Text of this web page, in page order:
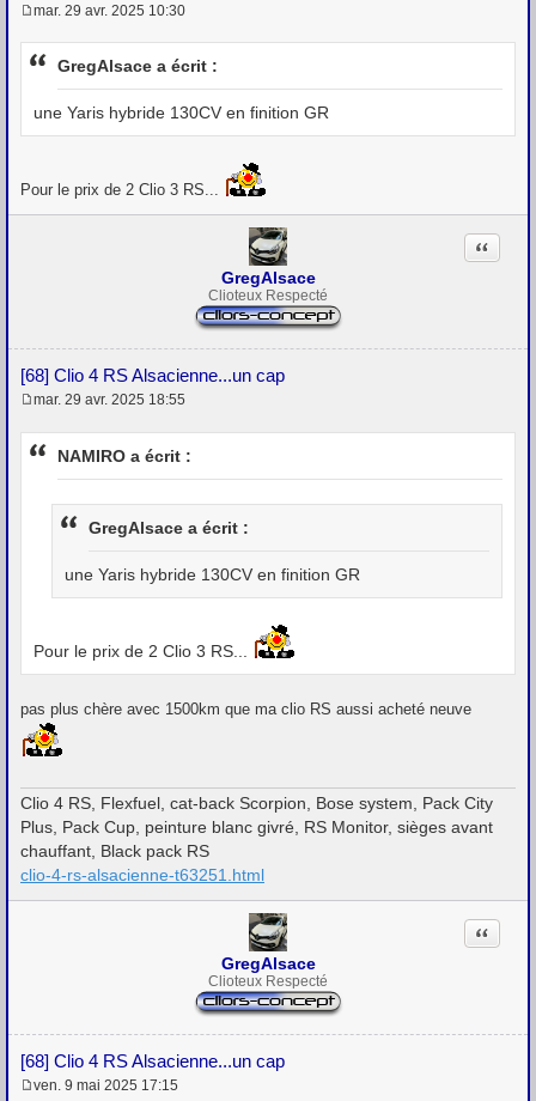
e
s
g
e
mar. 29 avr. 2025 10:30
GregAlsace a écrit :
une Yaris hybride 130CV en finition GR
Pour le prix de 2 Clio 3 RS...
GregAlsace
Clioteux Respecté
[68] Clio 4 RS Alsacienne...un cap
Citation
e
s
mar. 29 avr. 2025 18:55
NAMIRO a écrit :
GregAlsace a écrit :
une Yaris hybride 130CV en finition GR
Pour le prix de 2 Clio 3 RS...
pas plus chère avec 1500km que ma clio RS aussi acheté neuve
Clio 4 RS, Flexfuel, cat-back Scorpion, Bose system, Pack City
Plus, Pack Cup, peinture blanc givré, RS Monitor, sièges avant
chauffant, Black pack RS
clio-4-rs-alsacienne-t63251.html
GregAlsace
Clioteux Respecté
[68] Clio 4 RS Alsacienne...un cap
Citation
ven. 9 mai 2025 17:15